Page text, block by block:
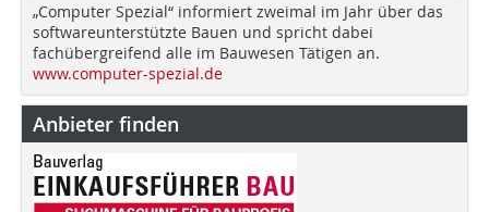
„Computer Spezial“ informiert zweimal im Jahr über das
softwareunterstützte Bauen und spricht dabei
fachübergreifend alle im Bauwesen Tätigen an.
www.computer-spezial.de
Anbieter finden